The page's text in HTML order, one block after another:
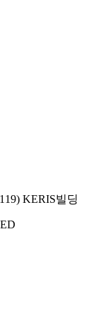
KERIS빌딩